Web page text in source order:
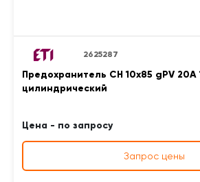
2625287
Предохранитель CH 10x85 gPV 20A
цилиндрический
Цена - по запросу
Запрос цены